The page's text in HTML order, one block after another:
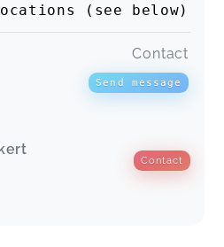
(see below)
Contact
Send message
Contact